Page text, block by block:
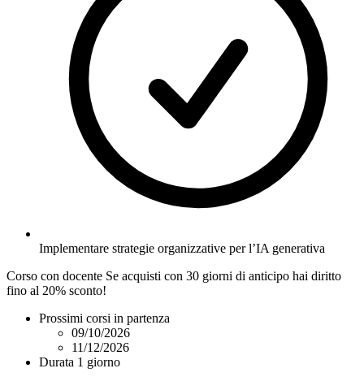
Implementare strategie organizzative per l’IA generativa
Corso con docente Se acquisti con 30 giorni di anticipo hai diritto
fino al 20% sconto!
Prossimi corsi in partenza
09/10/2026
11/12/2026
Durata 1 giorno